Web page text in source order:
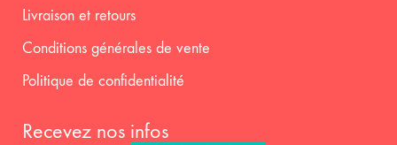
Livraison et retours
Conditions générales de vente
Politique de confidentialité
Recevez nos infos